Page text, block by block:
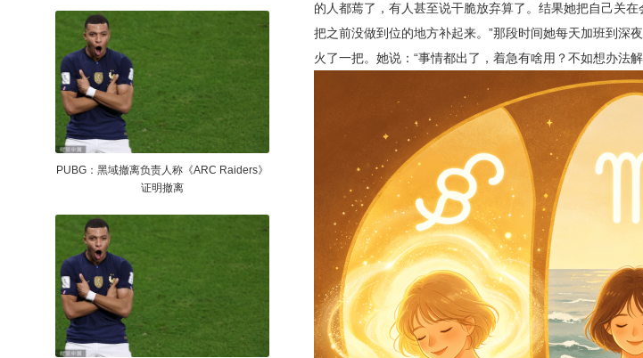
PUBG：黑域撤离负责人称《ARC Raiders》
证明撤离
的人都蔫了，有人甚至说干脆放弃算了。结果她把自己关
把之前没做到位的地方补起来。”那段时间她每天加班到深
火了一把。她说：“事情都出了，着急有啥用？不如想办法